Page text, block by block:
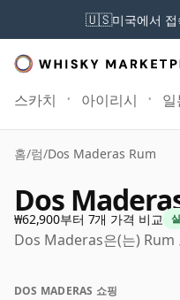
🇺🇸미국에서
스카치 아이리시 일
홈/럼/Dos Maderas Rum
Dos
₩62,900부터 7개 가격 비교
Dos Maderas은(는) Rum
DOS MADERAS 쇼핑